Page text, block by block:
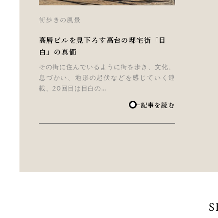
街歩きの風景
高層ビルを見下ろす高台の邸宅街「目
白」の真価
その街に住んでいるように街を歩き、文化、
息づかい、地形の起伏などを感じていく連
載、20回目は目白の…
記事を読む